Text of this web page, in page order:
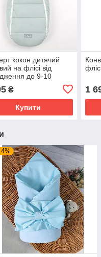
кокон дитячий
на флісі від
до 9-10
Baby XS ДоРечі
₴
Купити
1